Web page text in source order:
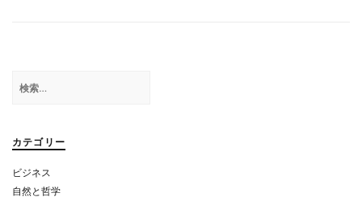
ー
ョ
ン
索:
カテゴリー
ビジネス
自然と哲学